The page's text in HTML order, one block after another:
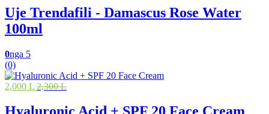
Uje Trendafili - Damascus Rose Water
100ml
0nga 5
(0)
2,000 L 2,300 L